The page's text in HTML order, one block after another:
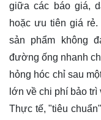
giữa các báo giá,
hoặc ưu tiên giá
sản phẩm không
đường ống nhanh
hỏng hóc chỉ sau
lớn về chi phí bảo trì
Thực tế, "tiêu